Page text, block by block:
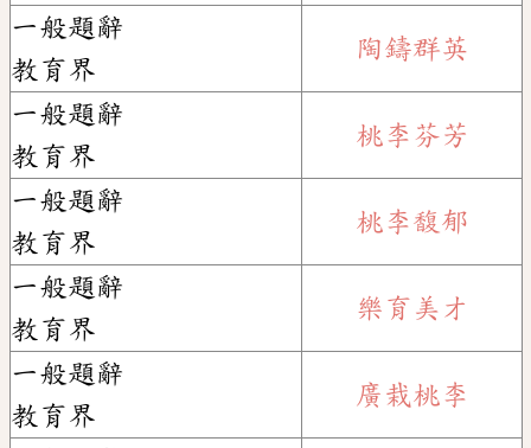
一般題辭
教育界
陶鑄群英
一般題辭
教育界
桃李芬芳
一般題辭
教育界
桃李馥郁
一般題辭
教育界
樂育美才
一般題辭
教育界
廣栽桃李